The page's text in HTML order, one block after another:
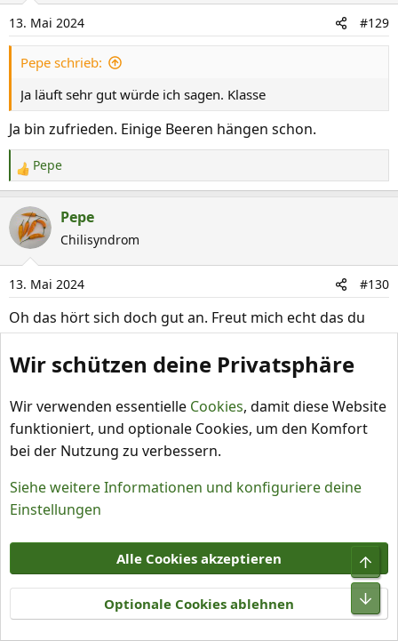
i
o
n
e
n
:
13. Mai 2024 #129
Pepe schrieb:
Ja läuft sehr gut würde ich sagen. Klasse
Ja bin zufrieden. Einige Beeren hängen schon.
R
e
a
k
i
o
n
e
:
Pepe
Pepe
Chilisyndrom
13. Mai 2024 #130
Oh das hört sich doch gut an. Freut mich echt das du
zufrieden bist
Bekanntes Mitglied Chilihead
18. Mai 2024
@Christopher84Fundador
Wir schützen deine Privatsphäre
Wir verwenden essentielle Cookies, damit diese Website
funktioniert, und optionale Cookies, um den Komfort
bei der Nutzung zu verbessern.
Siehe weitere Informationen und konfiguriere deine
Einstellungen
Alle Cookies akzeptieren
Optionale Cookies ablehnen